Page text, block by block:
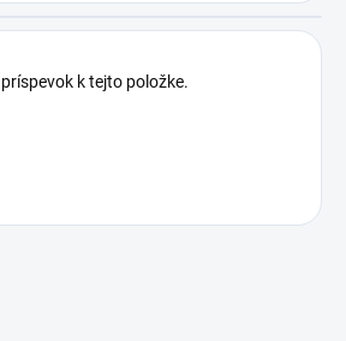
k tejto položke.